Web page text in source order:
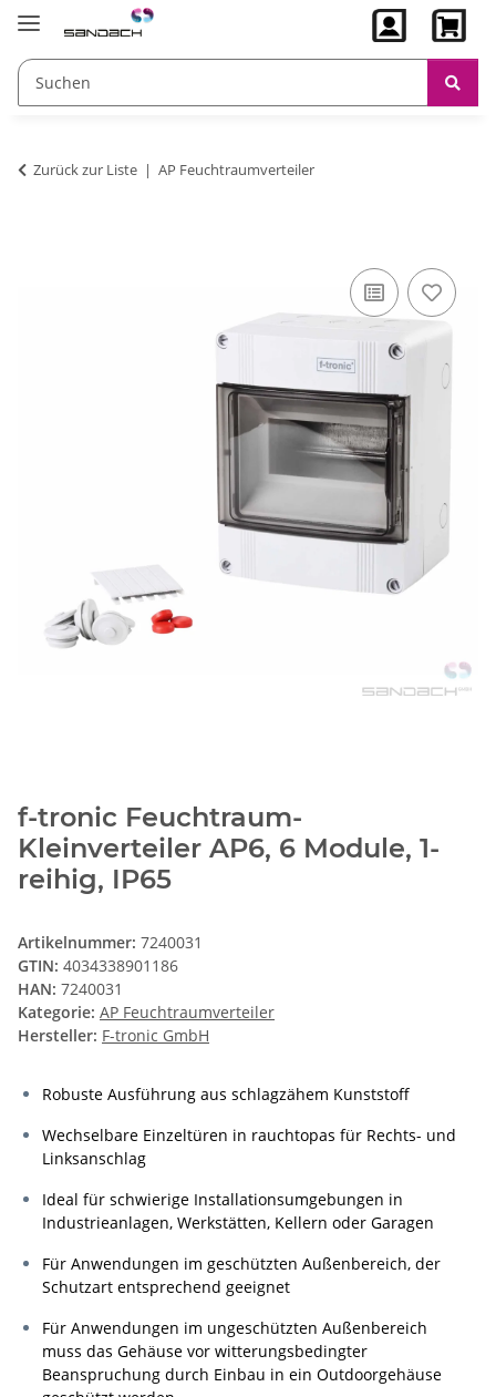
Zurück zur Liste AP Feuchtraumverteiler
f-tronic Feuchtraum-
Kleinverteiler AP6, 6 Module, 1-
reihig, IP65
Artikelnummer: 7240031
GTIN: 4034338901186
HAN: 7240031
Kategorie: AP Feuchtraumverteiler
Hersteller: F-tronic GmbH
Robuste Ausführung aus schlagzähem Kunststoff
Wechselbare Einzeltüren in rauchtopas für Rechts- und
Linksanschlag
Ideal für schwierige Installationsumgebungen in
Industrieanlagen, Werkstätten, Kellern oder Garagen
Für Anwendungen im geschützten Außenbereich, der
Schutzart entsprechend geeignet
Für Anwendungen im ungeschützten Außenbereich
muss das Gehäuse vor witterungsbedingter
Beanspruchung durch Einbau in ein Outdoorgehäuse